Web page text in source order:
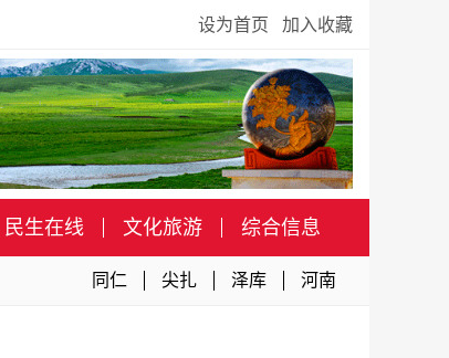
设为首页 加入收藏
民生在线 文化旅游 综合信息
同仁 尖扎 泽库 河南